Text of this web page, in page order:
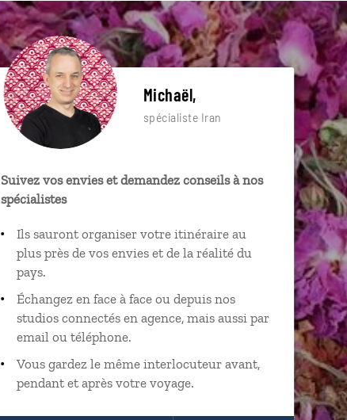
Michaël,
spécialiste Iran
Suivez vos envies et demandez conseils à nos
spécialistes
Ils sauront organiser votre itinéraire au
plus près de vos envies et de la réalité du
pays.
Échangez en face à face ou depuis nos
studios connectés en agence, mais aussi par
email ou téléphone.
Vous gardez le même interlocuteur avant,
pendant et après votre voyage.